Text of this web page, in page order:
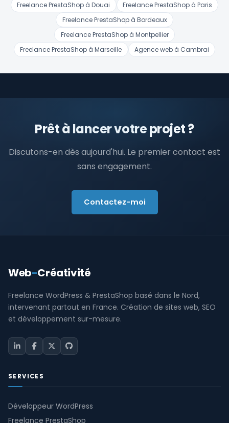
Freelance PrestaShop à Douai
Freelance PrestaShop à Paris
Freelance PrestaShop à Bordeaux
Freelance PrestaShop à Montpellier
Freelance PrestaShop à Marseille
Agence web à Cambrai
Prêt à lancer votre projet ?
Discutons-en dès aujourd'hui. Le premier contact est
sans engagement.
Contactez-moi
Web-Créativité
Freelance WordPress & PrestaShop basé dans le Nord,
intervenant partout en France. Création de sites web, SEO
et développement sur-mesure.
SERVICES
Développeur WordPress
Freelance PrestaShop